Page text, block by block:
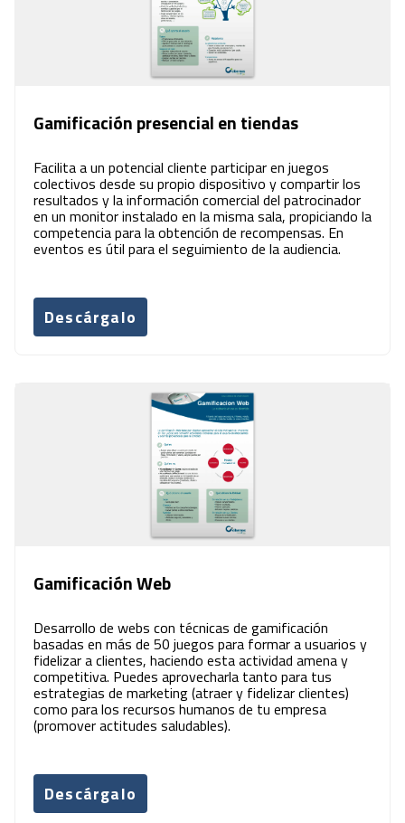
Gamificación presencial en tiendas
Facilita a un potencial cliente participar en juegos
colectivos desde su propio dispositivo y compartir los
resultados y la información comercial del patrocinador
en un monitor instalado en la misma sala, propiciando la
competencia para la obtención de recompensas. En
eventos es útil para el seguimiento de la audiencia.
Descárgalo
Gamificación Web
Desarrollo de webs con técnicas de gamificación
basadas en más de 50 juegos para formar a usuarios y
fidelizar a clientes, haciendo esta actividad amena y
competitiva. Puedes aprovecharla tanto para tus
estrategias de marketing (atraer y fidelizar clientes)
como para los recursos humanos de tu empresa
(promover actitudes saludables).
Descárgalo